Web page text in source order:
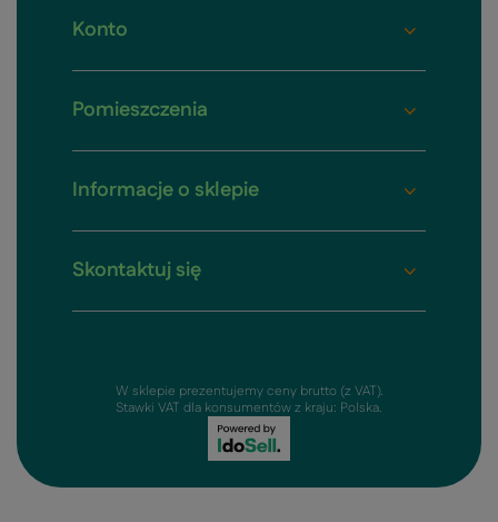
Konto
Pomieszczenia
Informacje o sklepie
Skontaktuj się
W sklepie prezentujemy ceny brutto (z VAT).
Stawki VAT dla konsumentów z kraju: Polska.